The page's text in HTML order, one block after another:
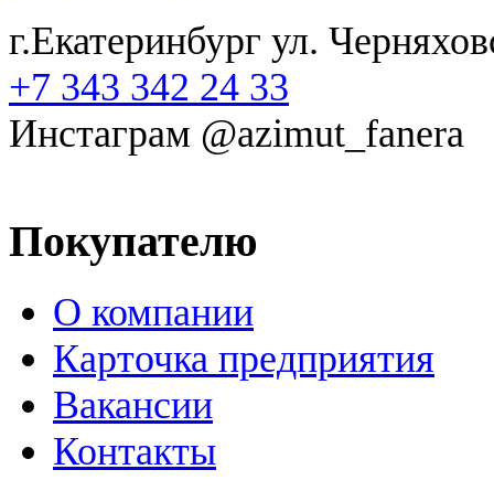
г.Екатеринбург ул.
+7 343 342 24 33
Инстаграм @azimut_fanera
Покупателю
О компании
Карточка предприятия
Вакансии
Контакты